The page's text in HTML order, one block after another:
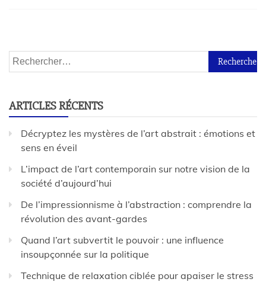
ARTICLES RÉCENTS
Décryptez les mystères de l’art abstrait : émotions et
sens en éveil
L’impact de l’art contemporain sur notre vision de la
société d’aujourd’hui
De l’impressionnisme à l’abstraction : comprendre la
révolution des avant-gardes
Quand l’art subvertit le pouvoir : une influence
insoupçonnée sur la politique
Technique de relaxation ciblée pour apaiser le stress